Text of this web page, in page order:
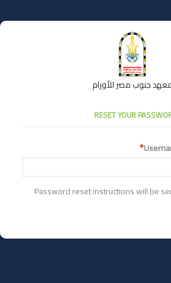
جنوب مصر للأورام
RESET YOUR
Password reset instructions will be